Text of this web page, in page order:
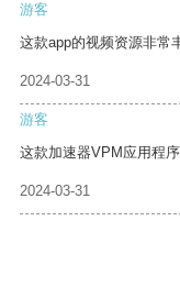
游客
这款app的视频资源非常
2024-03-31
游客
这款加速器VPM应用程
2024-03-31